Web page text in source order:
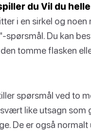
du Vil du
i en sirkel og noen
spørsmål. Du kan
tomme flasken
spørsmål ved to
like utsagn
De er også normalt